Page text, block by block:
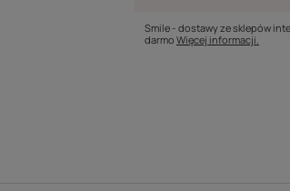
Smile - dostawy ze sklepów
darmo Więcej informacji.